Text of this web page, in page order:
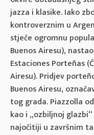
jazza i klasike. Iako
kontroverznim u
stječe ogromnu
Buenos Airesu),
Estaciones Porteñas
Airesu). Pridjev
Buenos Airesu,
tog grada. Piazzolla
kao i „ozbiljnoj
najočitiji u završnim